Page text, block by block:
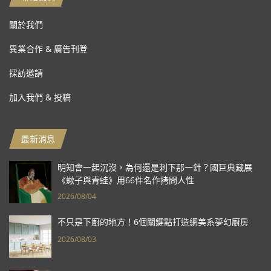
關於我們
異業合作 & 廣告刊登
採訪邀請
加入我們 & 投稿
最新消息
明知會一起沉沒，為何還是刺下那一針？國巨典藏展
《蠍子與青蛙》用66件名作拷問人性
2026/08/04
不只是下廚的地方！6個關鍵點打造網美系夢幻廚房
2026/08/03